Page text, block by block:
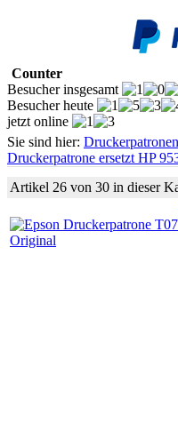
Counter
Besucher insgesamt
Besucher heute
jetzt online
Sie sind hier: Druckerpatronen
Druckerpatrone ersetzt HP
Artikel 26 von 30 in dieser